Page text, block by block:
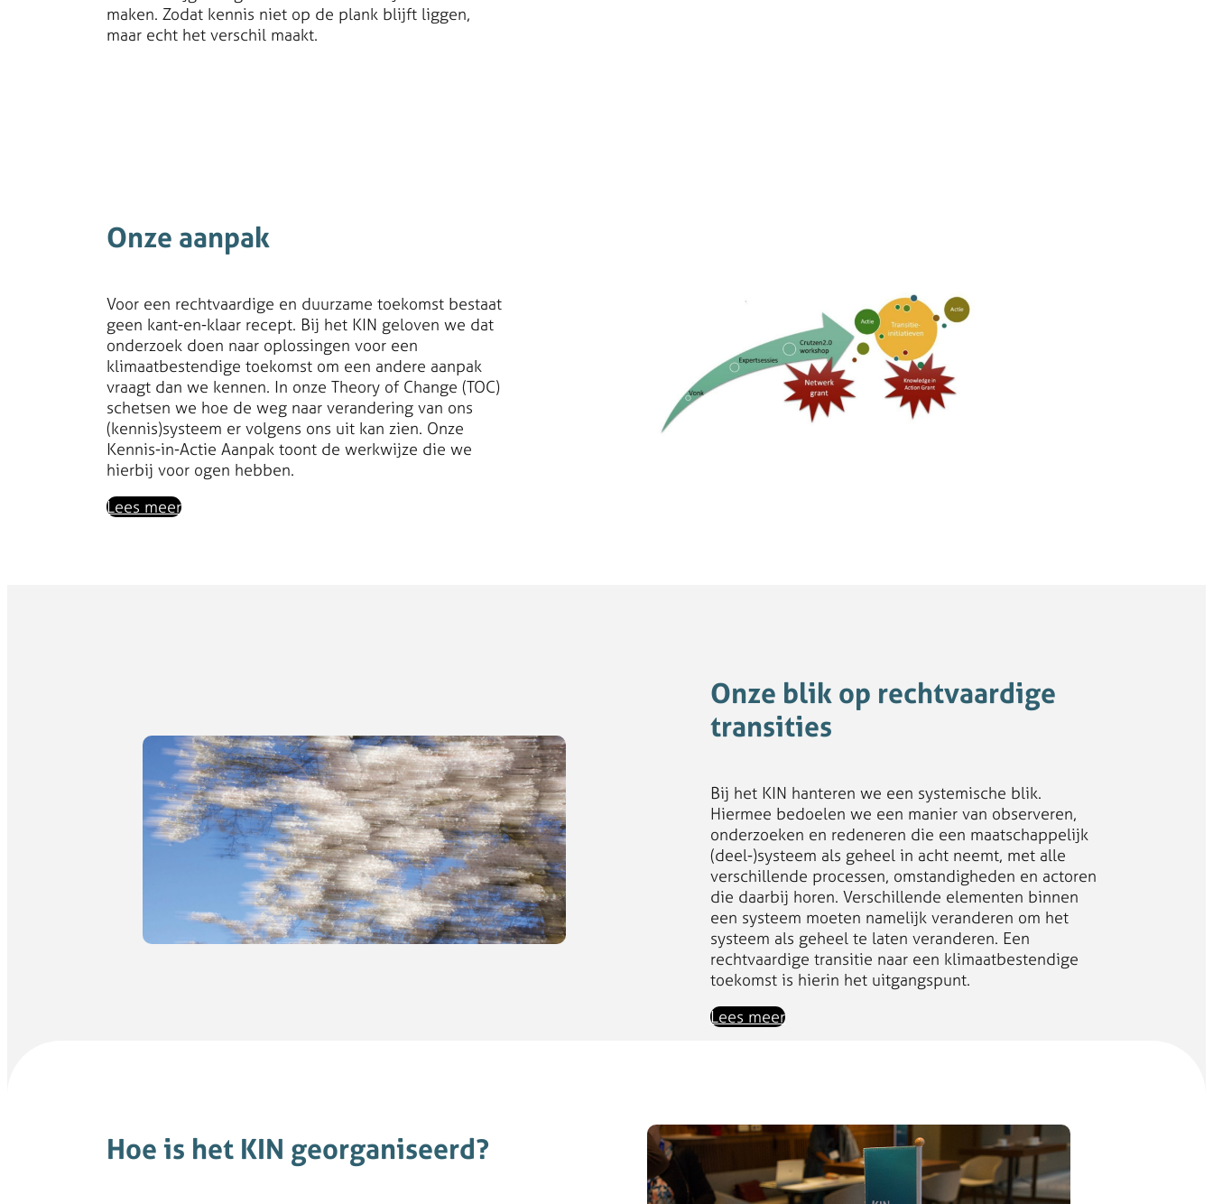
maken. Zodat kennis niet op de plank blijft liggen,
maar echt het verschil maakt.
Onze aanpak
Voor een rechtvaardige en duurzame toekomst bestaat
geen kant-en-klaar recept. Bij het KIN geloven we dat
onderzoek doen naar oplossingen voor een
klimaatbestendige toekomst om een andere aanpak
vraagt dan we kennen. In onze Theory of Change (TOC)
schetsen we hoe de weg naar verandering van ons
(kennis)systeem er volgens ons uit kan zien. Onze
Kennis-in-Actie Aanpak toont de werkwijze die we
hierbij voor ogen hebben.
Lees meer
Onze blik op rechtvaardige
transities
Bij het KIN hanteren we een systemische blik.
Hiermee bedoelen we een manier van observeren,
onderzoeken en redeneren die een maatschappelijk
(deel-)systeem als geheel in acht neemt, met alle
verschillende processen, omstandigheden en actoren
die daarbij horen. Verschillende elementen binnen
een systeem moeten namelijk veranderen om het
systeem als geheel te laten veranderen. Een
rechtvaardige transitie naar een klimaatbestendige
toekomst is hierin het uitgangspunt.
Lees meer
Hoe is het KIN georganiseerd?